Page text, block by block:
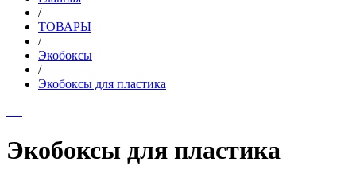
/
ТОВАРЫ
/
Экобоксы
/
Экобоксы для пластика
Экобоксы для пластика